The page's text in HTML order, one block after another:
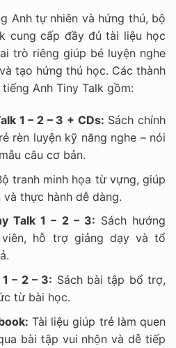
Anh tự nhiên và hứng thú, bộ
cung cấp đầy đủ tài liệu học
trò riêng giúp bé luyện nghe
tạo hứng thú học. Các thành
Anh Tiny Talk gồm:
1 – 2 – 3 + CDs: Sách chính
rèn luyện kỹ năng nghe – nói
câu cơ bản.
tranh minh họa từ vựng, giúp
thực hành dễ dàng.
Talk 1 – 2 – 3: Sách hướng
hỗ trợ giảng dạy và tổ
– 2 – 3: Sách bài tập bổ trợ,
từ bài học.
Tài liệu giúp trẻ làm quen
bài tập vui nhộn và dễ tiếp